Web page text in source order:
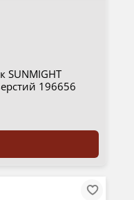
196656